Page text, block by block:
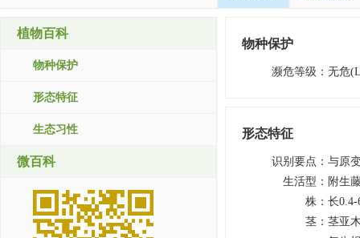
植物百科
物种保护
形态特征
生态习性
微百科
物种保护
濒危等级 ： 无危
形态特征
识别要点 ： 与原
生活型 ： 附生
株 ： 长
茎 ： 茎亚